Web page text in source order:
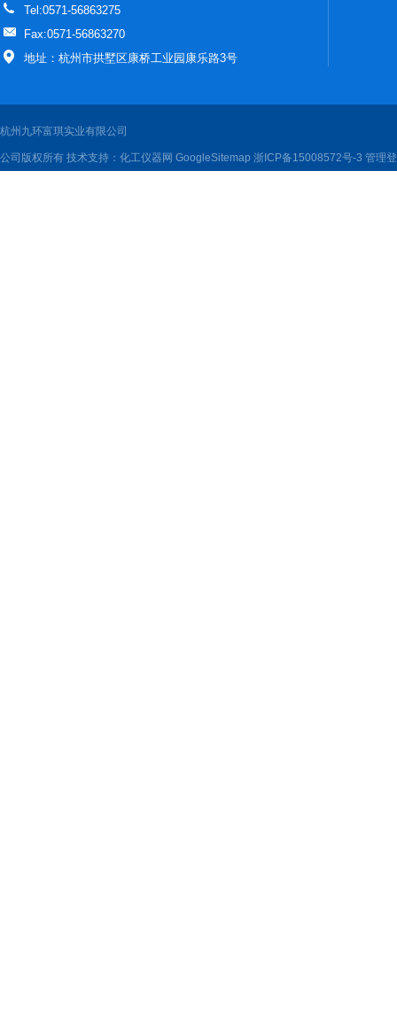
Tel:0571-56863275
Fax:0571-56863270
地址：杭州市拱墅区康桥工业园康乐路3号
杭州九环富琪实业有限公司
公司版权所有 技术支持： 化工仪器网 GoogleSitemap 浙ICP备15008572号-3 管理